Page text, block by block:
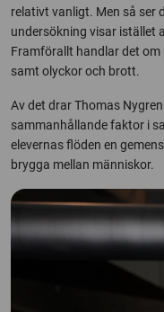
relativt vanligt. Men så ser
undersökning visar istället
Framförallt handlar det
samt olyckor och brott.
Av det drar Thomas
sammanhållande faktor i
elevernas flöden en
brygga mellan människor.